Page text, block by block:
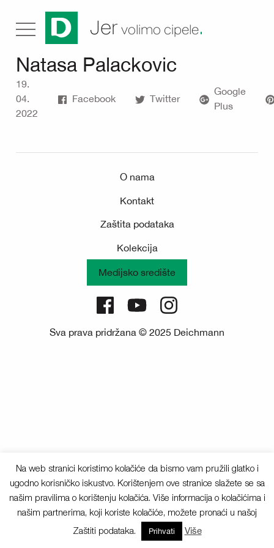
Jer volimo cipele.
Natasa Palackovic
19.
04.
2022
Facebook Twitter
Google
Plus
O nama
Kontakt
Zaštita podataka
Kolekcija
Medijsko središte
Sva prava pridržana © 2025 Deichmann
Na web stranici koristimo kolačiće da bismo vam pružili glatko i
ugodno korisničko iskustvo. Korištenjem ove stranice slažete se sa
našim pravilima o korištenju kolačića. Više informacija o kolačićima i
našim partnerima, koji koriste kolačiće, možete pronaći u našoj
Zaštiti podataka.
Prihvati Više